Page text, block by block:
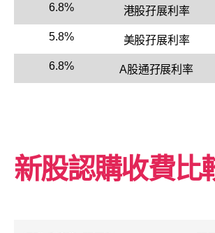
6.8% 港股孖展利率
5.8% 美股孖展利率
6.8% A股通孖展利率
新股認購收費比